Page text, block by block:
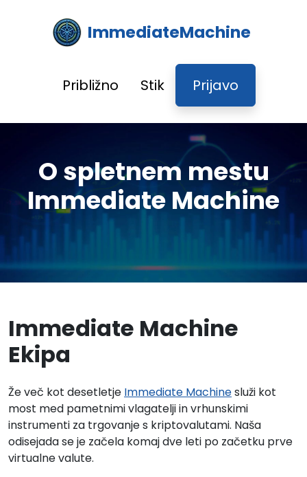
ImmediateMachine
Približno Stik Prijavo
O spletnem mestu
Immediate Machine
Immediate Machine
Ekipa
Že več kot desetletje Immediate Machinesluži kot
most med pametnimi vlagatelji in vrhunskimi
instrumenti za trgovanje s kriptovalutami. Naša
odisejada se je začela komaj dve leti po začetku prve
virtualne valute.